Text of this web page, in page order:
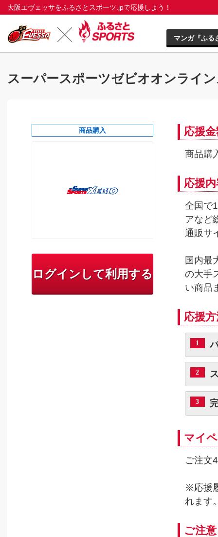
大阪エヴェッサをふるさとスポーツ.jpで応援しよう！
マンガ『ふる
スーパースポーツゼビオオンライ
商品購入
ログインして利用する
応援
商品購
応援
全国で
アなど
通販サ
国内最
の大手
い商品
応援
1
2
3
マイ
ご注文
※応援
れます
ご注意